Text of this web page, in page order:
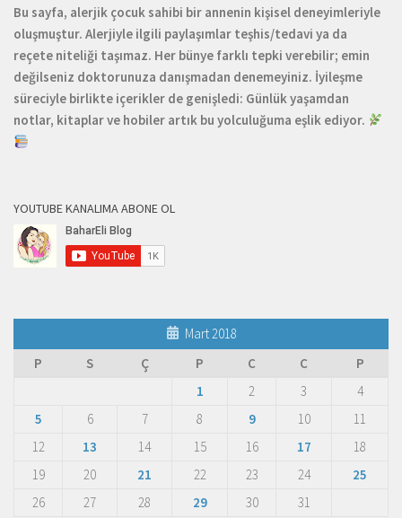
Bu sayfa, alerjik çocuk sahibi bir annenin kişisel deneyimleriyle
oluşmuştur. Alerjiyle ilgili paylaşımlar teşhis/tedavi ya da
reçete niteliği taşımaz. Her bünye farklı tepki verebilir; emin
değilseniz doktorunuza danışmadan denemeyiniz. İyileşme
süreciyle birlikte içerikler de genişledi: Günlük yaşamdan
notlar, kitaplar ve hobiler artık bu yolculuğuma eşlik ediyor.
YOUTUBE KANALIMA ABONE OL
Mart 2018
P
S Ç P C C
P
1
2 3
4
5
6 7 8 9 10
11
12
13 14 15 16 17
18
19
20 21 22 23 24
25
26
27 28 29 30
31